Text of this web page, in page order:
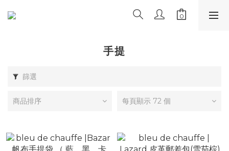
手提
篩選
商品排序 每頁顯示 72 個